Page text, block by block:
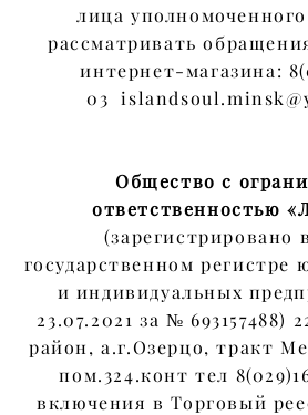
лица
рассматривать
интернет-магазина:
03
Общество с
ответственностью
(зарегистрировано
государственном регистре
и индивидуальных
23.07.2021 за № 693157488)
район, а.г.Озерцо, тракт
пом.324.конт тел
включения в Торговый